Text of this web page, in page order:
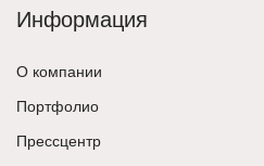
Информация
О компании
Портфолио
Прессцентр